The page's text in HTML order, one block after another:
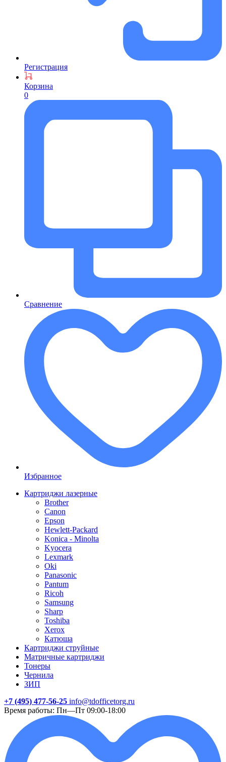
Регистрация
Корзина
0
Сравнение
Избранное
Картриджи лазерные
Brother
Canon
Epson
Hewlett-Packard
Konica - Minolta
Kyocera
Lexmark
Oki
Panasonic
Pantum
Ricoh
Samsung
Sharp
Toshiba
Xerox
Катюша
Картриджи струйные
Матричные картриджи
Тонеры
Чернила
ЗИП
+7 (495) 477-56-25 info@tdofficetorg.ru
Время работы: Пн—Пт 09:00-18:00